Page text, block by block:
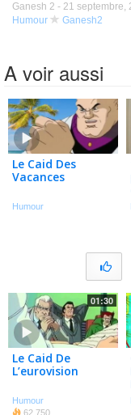
Ganesh 2 - 21 septembre,
Humour
Ganesh2
A voir aussi
Le Caid Des
Vacances
Humour
01:30
Le Caid De
L’eurovision
Humour
62 750